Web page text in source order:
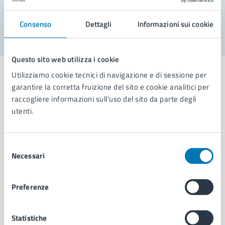
Consenso Dettagli Informazioni sui cookie
Questo sito web utilizza i cookie
Utilizziamo cookie tecnici di navigazione e di sessione per
garantire la corretta fruizione del sito e cookie analitici per
raccogliere informazioni sull'uso del sito da parte degli
utenti.
delNecessari
Preferenze
Statistiche
Aree amministrative
Municipalità
Uffici
Politici